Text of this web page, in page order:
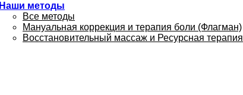
Наши методы
Все методы
Мануальная коррекция и терапия боли (Флагман)
Восстановительный массаж и Ресурсная терапия